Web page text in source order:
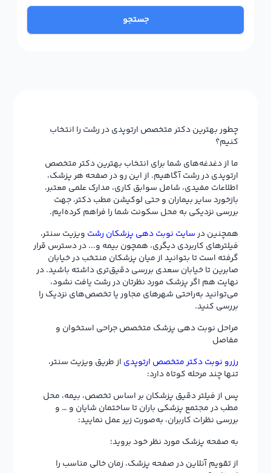
جستجو
چطور بهترین دکتر متخصص ارتوپدی در رشت را انتخاب
کنیم؟
ما از دغدغه‌های شما برای انتخاب بهترین دکتر متخصص
ارتوپدی در رشت آگاهیم. از این رو در صفحه هر پزشک،
اطلاعات مفیدی، شامل سوابق کاری، مدارک علمی معتبر،
بازخورد سایر بیماران و حتی لوکیشن مطب دکتر، جهت
بررسی نزدیکی به محل سکونت شما را فراهم کرده‌ایم.
همچنین درسایت نوبت دهی پزشکان رشت ویزیت سنتر،
فیلترهای کاربردی دیگری، همچون بیمه و... در دسترس قرار
گرفته است تا بتوانید از میان پزشکان منتخب در خیابان
صابرین تا خیابان سعدی بررسی دقیق‌تری داشته باشید. در
نهایت هم اگر پزشک مورد نظرتان در رشت یافت نشود،
می‌توانید به‌راحتی شهرهای مجاور یا تخصص‌های نزدیک را
بررسی کنید.
مراحل نوبت دهی پزشک متخصص جراحی استخوان و
مفاصل
رزرو نوبت دکتر متخصص ارتوپدی از طریق ویزیت سنتر،
تنها چند مرحله کوتاه دارد:
پس از فیلتر دقیق پزشکان بر اساس تخصص، بیمه، محل
مطب در مجتمع پزشکی باران تا ساختمان شایان و … و
بررسی نظرات کاربران، به‌صورت زیر عمل نمایید:
به صفحه پزشک مورد نظر خود بروید؛
از تقویم آنلاین در صفحه پزشک، زمان خالی مناسب را